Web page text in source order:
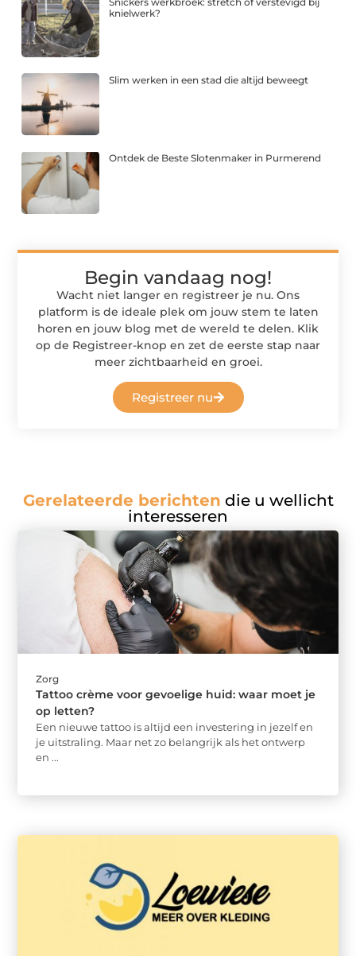
knielwerk?
Slim werken in een stad die altijd beweegt
Ontdek de Beste Slotenmaker in Purmerend
Begin vandaag nog!
Wacht niet langer en registreer je nu. Ons
platform is de ideale plek om jouw stem te laten
horen en jouw blog met de wereld te delen. Klik
op de Registreer-knop en zet de eerste stap naar
meer zichtbaarheid en groei.
Registreer nu
Gerelateerde berichten die u wellicht
interesseren
Zorg
Tattoo crème voor gevoelige huid: waar moet je
op letten?
Een nieuwe tattoo is altijd een investering in jezelf en
je uitstraling. Maar net zo belangrijk als het ontwerp
en ...